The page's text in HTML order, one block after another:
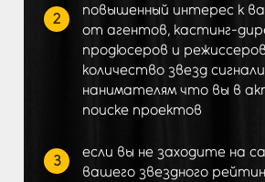
2
повышенный интерес к
от агентов, кастинг-
продюсеров и
количество звезд
нанимателям что вы в
поиске проектов
3
если вы не заходите на
вашего звездного